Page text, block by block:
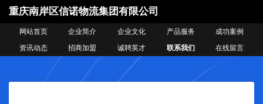
重庆南岸区信诺物流集团有限公司
网站首页 企业简介 企业文化 产品服务
成功案例
资讯动态
招商加盟 诚聘英才 联系我们 在线留言